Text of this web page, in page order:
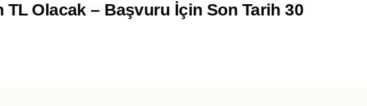
Olacak – Başvuru İçin Son Tarih 30